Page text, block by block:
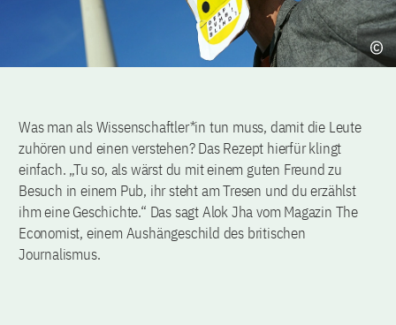
Was man als Wissenschaftler*in tun muss, damit die Leute
zuhören und einen verstehen? Das Rezept hierfür klingt
einfach. „Tu so, als wärst du mit einem guten Freund zu
Besuch in einem Pub, ihr steht am Tresen und du erzählst
ihm eine Geschichte.“ Das sagt Alok Jha vom Magazin The
Economist, einem Aushängeschild des britischen
Journalismus.